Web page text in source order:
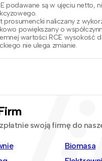
podawane są w ujęciu netto,
prosumencki naliczany z
powiększany o
wartości RCE wysokość
nie ulega zmianie.
swoją firmę do
Biomasa